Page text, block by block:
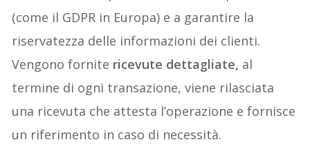
(come il GDPR in Europa) e a garantire la
riservatezza delle informazioni dei clienti.
Vengono fornite ricevute dettagliate, al
termine di ogni transazione, viene rilasciata
una ricevuta che attesta l’operazione e fornisce
un riferimento in caso di necessità.